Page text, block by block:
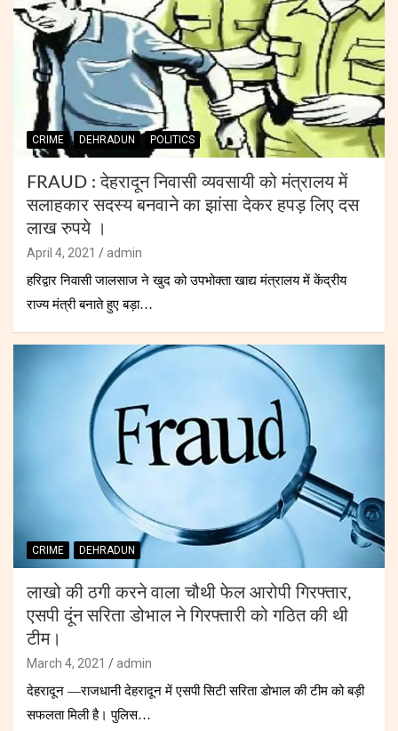
CRIME DEHRADUN POLITICS
FRAUD : देहरादून निवासी व्यवसायी को मंत्रालय में
सलाहकार सदस्य बनवाने का झांसा देकर हपड़ लिए दस
लाख रुपये ।
April 4, 2021
admin
हरिद्वार निवासी जालसाज ने खुद को उपभोक्ता खाद्य मंत्रालय में केंद्रीय
राज्य मंत्री बनाते हुए बड़ा…
CRIME DEHRADUN
लाखो की ठगी करने वाला चौथी फेल आरोपी गिरफ्तार,
एसपी दूंन सरिता डोभाल ने गिरफ्तारी को गठित की थी
टीम।
March 4, 2021
admin
देहरादून —राजधानी देहरादून में एसपी सिटी सरिता डोभाल की टीम को बड़ी
सफलता मिली है। पुलिस…